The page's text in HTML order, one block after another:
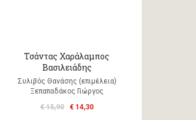
Τσάντας Χαράλαμπος
Βασιλειάδης
Συλιβός Θανάσης (επιμέλεια)
Ξεπαπαδάκος Γιώργος
€ 15,90
€ 14,30